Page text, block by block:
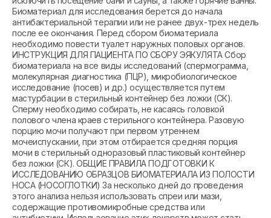
Биоматериал для исследования берется до начала
антибактериальной терапии или не ранее двух-трех недель
после ее окончания. Перед сбором биоматериала
необходимо повести туалет наружных половых органов.
ИНСТРУКЦИЯ ДЛЯ ПАЦИЕНТА ПО СБОРУ ЭЯКУЛЯТА Сбор
биоматериала на все виды исследований (спермограмма,
молекулярная диагностика (ПЦР), микробиологическое
исследование (посев) и др.) осуществляется путем
мастурбации в стерильный контейнер без ложки (СК).
Сперму необходимо собирать, не касаясь головкой
полового члена краев стерильного контейнера. Разовую
порцию мочи получают при первом утреннем
мочеиспускании, при этом отбирается средняя порция
мочи в стерильный одноразовый пластиковый контейнер
без ложки (СК). ОБЩИЕ ПРАВИЛА ПОДГОТОВКИ К
ИССЛЕДОВАНИЮ ОБРАЗЦОВ БИОМАТЕРИАЛА ИЗ ПОЛОСТИ
НОСА (НОСОГЛОТКИ) За несколько дней до проведения
этого анализа нельзя использовать спреи или мази,
содержащие противомикробные средства или